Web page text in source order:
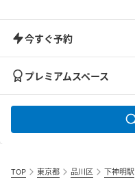
今すぐ予約
プレミアムスペース
TOP 東京都 品川区 下神明駅